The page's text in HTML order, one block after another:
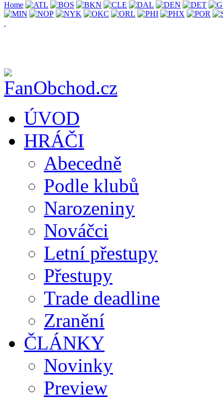
Home
ÚVOD
HRÁČI
Abecedně
Podle klubů
Narozeniny
Nováčci
Letní přestupy
Přestupy
Trade deadline
Zranění
ČLÁNKY
Novinky
Preview